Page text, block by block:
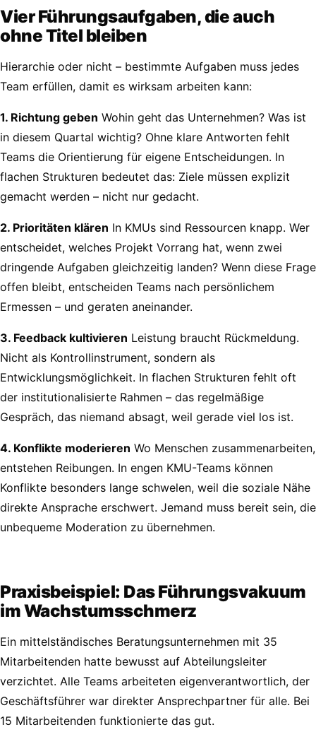
Vier Führungsaufgaben, die auch
ohne Titel bleiben
Hierarchie oder nicht – bestimmte Aufgaben muss jedes
Team erfüllen, damit es wirksam arbeiten kann:
1. Richtung geben Wohin geht das Unternehmen? Was ist
in diesem Quartal wichtig? Ohne klare Antworten fehlt
Teams die Orientierung für eigene Entscheidungen. In
flachen Strukturen bedeutet das: Ziele müssen explizit
gemacht werden – nicht nur gedacht.
2. Prioritäten klären In KMUs sind Ressourcen knapp. Wer
entscheidet, welches Projekt Vorrang hat, wenn zwei
dringende Aufgaben gleichzeitig landen? Wenn diese Frage
offen bleibt, entscheiden Teams nach persönlichem
Ermessen – und geraten aneinander.
3. Feedback kultivieren Leistung braucht Rückmeldung.
Nicht als Kontrollinstrument, sondern als
Entwicklungsmöglichkeit. In flachen Strukturen fehlt oft
der institutionalisierte Rahmen – das regelmäßige
Gespräch, das niemand absagt, weil gerade viel los ist.
4. Konflikte moderieren Wo Menschen zusammenarbeiten,
entstehen Reibungen. In engen KMU-Teams können
Konflikte besonders lange schwelen, weil die soziale Nähe
direkte Ansprache erschwert. Jemand muss bereit sein, die
unbequeme Moderation zu übernehmen.
Praxisbeispiel: Das Führungsvakuum
im Wachstumsschmerz
Ein mittelständisches Beratungsunternehmen mit 35
Mitarbeitenden hatte bewusst auf Abteilungsleiter
verzichtet. Alle Teams arbeiteten eigenverantwortlich, der
Geschäftsführer war direkter Ansprechpartner für alle. Bei
15 Mitarbeitenden funktionierte das gut.